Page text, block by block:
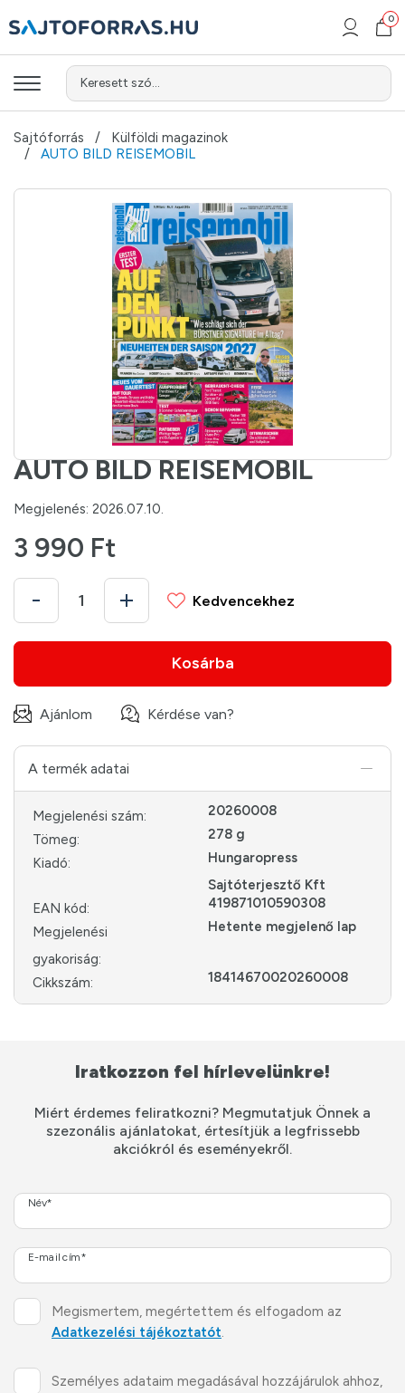
Keresett szó...
0
Sajtóforrás
Külföldi magazinok
AUTO BILD REISEMOBIL
AUTO BILD REISEMOBIL
Megjelenés: 2026.07.10.
3 990 Ft
Kosárba
Kedvencekhez
Ajánlom Kérdése van?
A termék adatai
Megjelenési szám:
20260008
Tömeg:
278 g
Kiadó:
Hungaropress
Sajtóterjesztő Kft
EAN kód:
419871010590308
Megjelenési
gyakoriság:
Hetente megjelenő lap
Cikkszám: 18414670020260008
Iratkozzon fel hírlevelünkre!
Miért érdemes feliratkozni? Megmutatjuk Önnek a
szezonális ajánlatokat, értesítjük a legfrissebb
akciókról és eseményekről.
Név*
E-mail cím*
Megismertem, megértettem és elfogadom az
Adatkezelési tájékoztatót.
Személyes adataim megadásával hozzájárulok ahhoz,